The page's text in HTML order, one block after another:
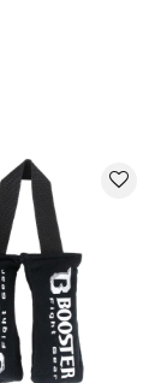
favorite_border